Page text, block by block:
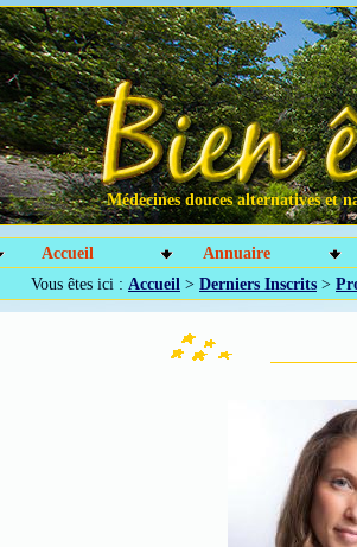
Médecines douces alternatives et
Accueil Annuaire
Vous êtes ici : Accueil > Derniers Inscrits >